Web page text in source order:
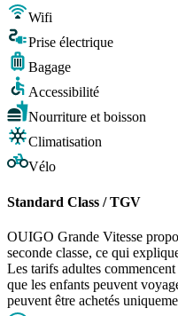
Wifi
Prise électrique
Bagage
Accessibilité
Nourriture et boisson
Climatisation
Vélo
Standard Class / TGV
OUIGO Grande Vitesse
seconde classe, ce qui
Les tarifs adultes
que les enfants peuvent
peuvent être achetés